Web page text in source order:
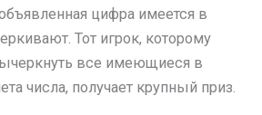
цифра имеется в
Тот игрок, которому
все имеющиеся в
числа, получает крупный приз.